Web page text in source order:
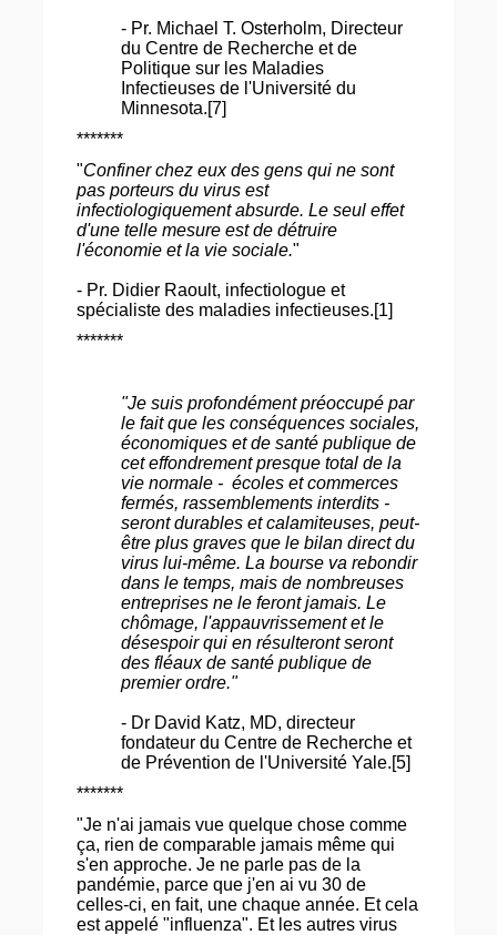
- Pr. Michael T. Osterholm, Directeur
du Centre de Recherche et de
Politique sur les Maladies
Infectieuses de l'Université du
Minnesota.[7]
*******
"Confiner chez eux des gens qui ne sont
pas porteurs du virus est
infectiologiquement absurde. Le seul effet
d'une telle mesure est de détruire
l'économie et la vie sociale."
- Pr. Didier Raoult, infectiologue et
spécialiste des maladies infectieuses.[1]
*******
"Je suis profondément préoccupé par
le fait que les conséquences sociales,
économiques et de santé publique de
cet effondrement presque total de la
vie normale - écoles et commerces
fermés, rassemblements interdits -
seront durables et calamiteuses, peut-
être plus graves que le bilan direct du
virus lui-même. La bourse va rebondir
dans le temps, mais de nombreuses
entreprises ne le feront jamais. Le
chômage, l'appauvrissement et le
désespoir qui en résulteront seront
des fléaux de santé publique de
premier ordre."
- Dr David Katz, MD, directeur
fondateur du Centre de Recherche et
de Prévention de l'Université Yale.[5]
*******
"Je n'ai jamais vue quelque chose comme
ça, rien de comparable jamais même qui
s'en approche. Je ne parle pas de la
pandémie, parce que j'en ai vu 30 de
celles-ci, en fait, une chaque année. Et cela
est appelé "influenza". Et les autres virus